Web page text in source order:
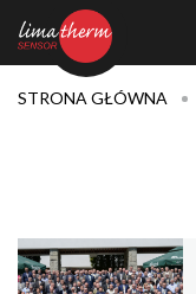
STRONA GŁÓWNA